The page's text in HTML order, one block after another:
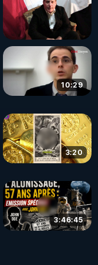
10:29
3:20
3:46:45